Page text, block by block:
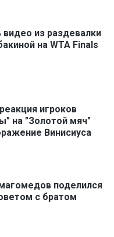
видео из раздевалки
на WTA Finals
игроков
на "Золотой мяч"
Винисиуса
поделился
с братом